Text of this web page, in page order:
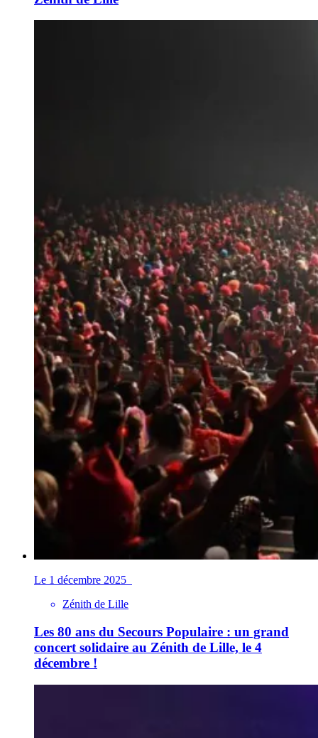
Le 1 décembre 2025
Zénith de Lille
Les 80 ans du Secours Populaire : un grand
concert solidaire au Zénith de Lille, le 4
décembre !